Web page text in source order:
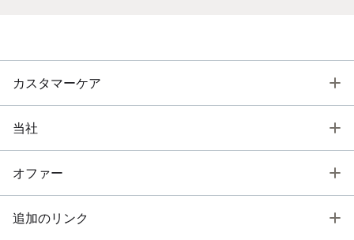
カスタマーケア
当社
オファー
追加のリンク